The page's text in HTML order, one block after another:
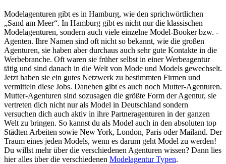
Modelagenturen gibt es in Hamburg, wie den sprichwörtlichen
„Sand am Meer“. In Hamburg gibt es nicht nur die klassischen
Modelagenturen, sondern auch viele einzelne Model-Booker bzw. -
Agenten. Ihre Namen sind oft nicht so bekannt, wie die großen
Agenturen, sie haben aber durchaus auch sehr gute Kontakte in die
Werbebranche. Oft waren sie früher selbst in einer Werbeagentur
tätig und sind danach in die Welt von Mode und Models gewechselt.
Jetzt haben sie ein gutes Netzwerk zu bestimmten Firmen und
vermitteln diese Jobs. Daneben gibt es auch noch Mutter-Agenturen.
Mutter-Agenturen sind sozusagen die größte Form der Agentur, sie
vertreten dich nicht nur als Model in Deutschland sondern
versuchen dich auch aktiv in ihre Partneragenturen in der ganzen
Welt zu bringen. So kannst du als Model auch in den absoluten top
Städten Arbeiten sowie New York, London, Paris oder Mailand. Der
Traum eines jeden Models, wenn es darum geht Model zu werden!
Du willst mehr über die verschiedenen Agenturen wissen? Dann lies
hier alles über die verschiedenen Modelagentur Typen.